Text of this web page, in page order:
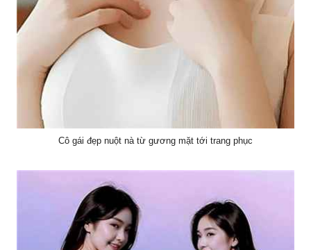
Cô gái đẹp nuột nà từ gương mặt tới trang phục